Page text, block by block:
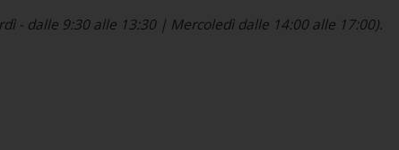
- dalle 9:30 alle 13:30 | Mercoledì dalle 14:00 alle 17:00).